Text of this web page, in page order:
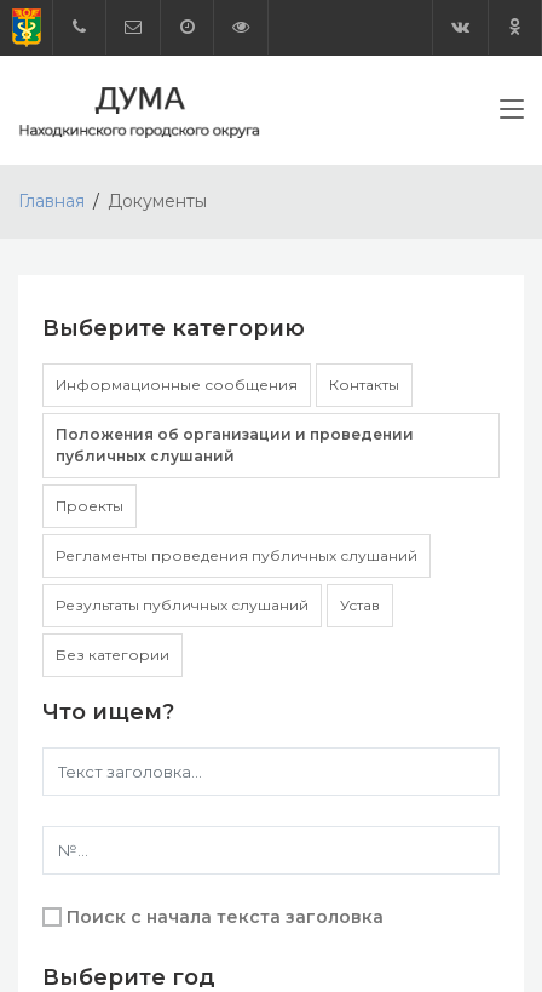
Главная Документы
Выберите категорию
Информационные сообщения Контакты
Положения об организации и проведении
публичных слушаний
Проекты
Регламенты проведения публичных слушаний
Результаты публичных слушаний Устав
Без категории
Что ищем?
Поиск с начала текста заголовка
Выберите год